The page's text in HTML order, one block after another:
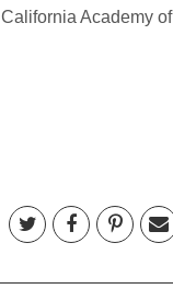
Academy of